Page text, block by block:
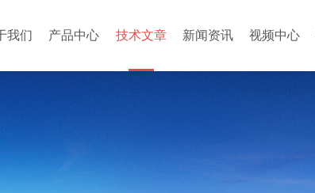
我们 产品中心 技术文章 新闻资讯 视频中心